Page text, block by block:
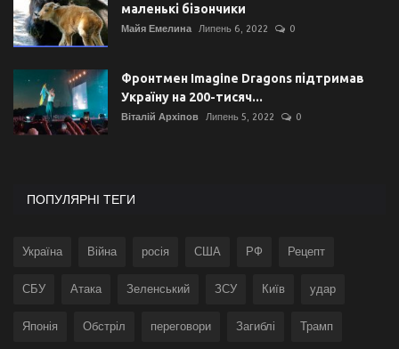
маленькі бізончики
Майя Емелина Липень 6, 2022 0
Фронтмен Imagine Dragons підтримав
Україну на 200-тисяч...
Віталій Архіпов Липень 5, 2022 0
ПОПУЛЯРНІ ТЕГИ
Україна Війна росія США РФ Рецепт
СБУ Атака Зеленський ЗСУ Київ удар
Японія Обстріл переговори Загиблі Трамп